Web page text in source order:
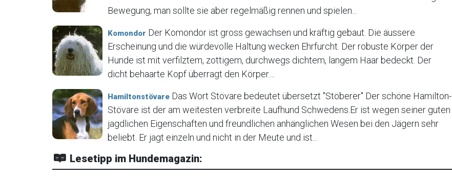
Bewegung, man sollte sie aber regelmäßig rennen und spielen...
Komondor Der Komondor ist gross gewachsen und kräftig gebaut. Die äussere
Erscheinung und die würdevolle Haltung wecken Ehrfurcht. Der robuste Körper der
Hunde ist mit verfilztem, zottigem, durchwegs dichtem, langem Haar bedeckt. Der
dicht behaarte Kopf überragt den Körper....
Hamiltonstövare Das Wort Stövare bedeutet übersetzt "Stöberer" Der schöne Hamilton-
Stövare ist der am weitesten verbreite Laufhund Schwedens.Er ist wegen seiner guten
jagdlichen Eigenschaften und freundlichen anhänglichen Wesen bei den Jägern sehr
beliebt. Er jagt einzeln und nicht in der Meute und ist...
Lesetipp im Hundemagazin: